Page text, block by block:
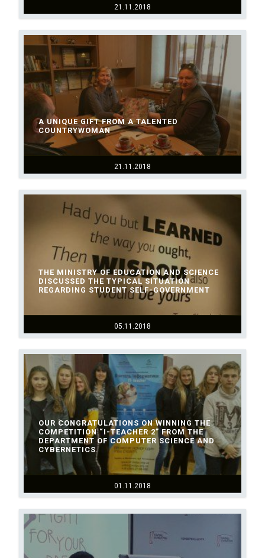
21.11.2018
21.11.2018
A UNIQUE GIFT FROM A TALENTED
COUNTRYWOMAN
05.11.2018
THE MINISTRY OF EDUCATION AND SCIENCE
DISCUSSED THE TYPICAL SITUATION
REGARDING STUDENT SELF-GOVERNMENT
01.11.2018
OUR CONGRATULATIONS ON WINNING THE
COMPETITION “I-TEACHER 2” FROM THE
DEPARTMENT OF COMPUTER SCIENCE AND
CYBERNETICS.